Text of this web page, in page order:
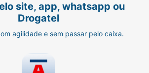
site, app, whatsapp ou
Drogatel
agilidade e sem passar pelo caixa.